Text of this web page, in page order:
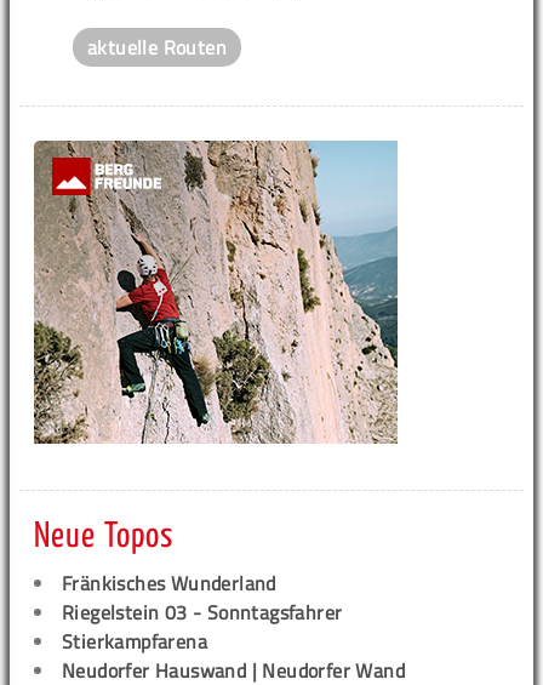
aktuelle Routen
Neue Topos
Fränkisches Wunderland
Riegelstein 03 - Sonntagsfahrer
Stierkampfarena
Neudorfer Hauswand | Neudorfer Wand